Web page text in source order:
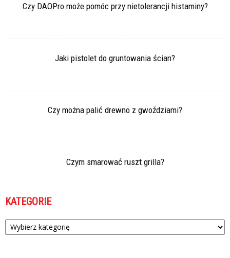
Czy DAOPro może pomóc przy nietolerancji histaminy?
Jaki pistolet do gruntowania ścian?
Czy można palić drewno z gwoździami?
Czym smarować ruszt grilla?
KATEGORIE
Kategorie